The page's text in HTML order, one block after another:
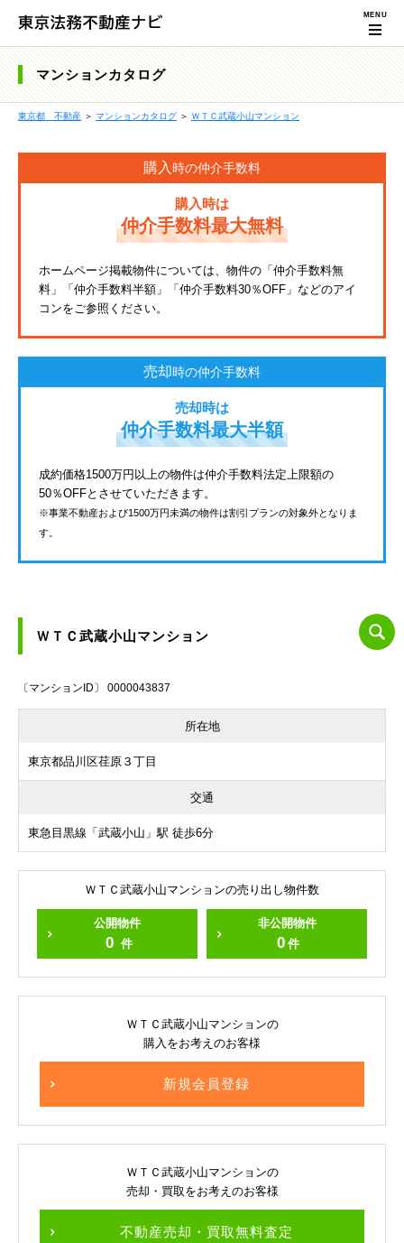
マンションカタログ
東京都 不動産 ＞ マンションカタログ ＞ ＷＴＣ武蔵小山マンション
購入時の仲介手数料
購入時は
仲介手数料最大無料
ホームページ掲載物件については、物件の「仲介手数料無
料」「仲介手数料半額」「仲介手数料30％OFF」などのアイ
コンをご参照ください。
売却時の仲介手数料
売却時は
仲介手数料最大半額
成約価格1500万円以上の物件は仲介手数料法定上限額の
50％OFFとさせていただきます。
※事業不動産および1500万円未満の物件は割引プランの対象外となりま
す。
ＷＴＣ武蔵小山マンション
〔マンションID〕 0000043837
所在地
東京都品川区荏原３丁目
交通
東急目黒線「武蔵小山」駅 徒歩6分
ＷＴＣ武蔵小山マンションの売り出し物件数
公開物件
0 件
非公開物件
0 件
ＷＴＣ武蔵小山マンションの
購入をお考えのお客様
新規会員登録
ＷＴＣ武蔵小山マンションの
売却・買取をお考えのお客様
不動産売却・買取無料査定